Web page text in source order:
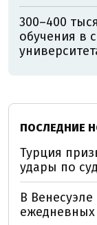
300–400
обучения в
ПОСЛЕДНИЕ
Турция
удары по
В